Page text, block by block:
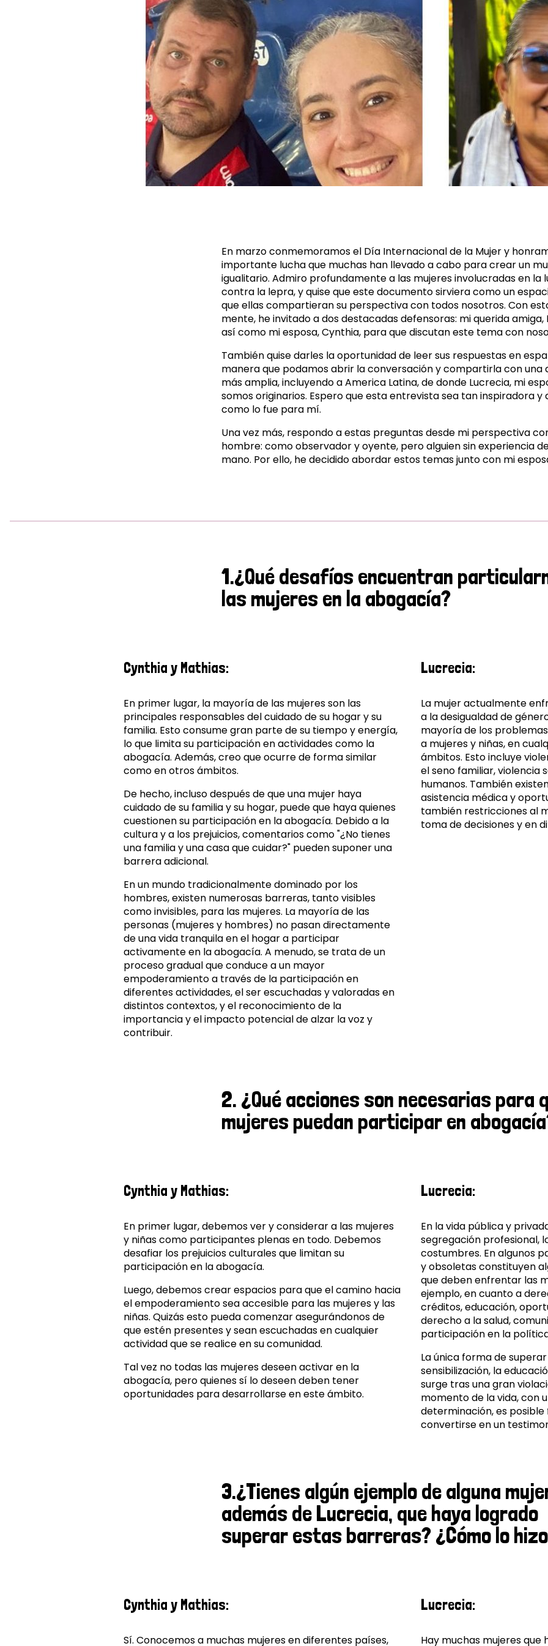
voz
en
la
En marzo conmemoramos el Día Internacional de la Mujer y
importante lucha que muchas han llevado a cabo para crear un
igualitario. Admiro profundamente a las mujeres involucradas en la
contra la lepra, y quise que este documento sirviera como un
que ellas compartieran su perspectiva con todos nosotros. Con
mente, he invitado a dos destacadas defensoras: mi querida amiga,
así como mi esposa, Cynthia, para que discutan este tema con
También quise darles la oportunidad de leer sus respuestas en
manera que podamos abrir la conversación y compartirla con una
más amplia, incluyendo a America Latina, de donde Lucrecia, mi
somos originarios. Espero que esta entrevista sea tan inspiradora y
como lo fue para mí.
Una vez más, respondo a estas preguntas desde mi perspectiva
hombre: como observador y oyente, pero alguien sin experiencia
mano. Por ello, he decidido abordar estos temas junto con mi
1.¿Qué desafíos encuentran
las mujeres en la abogacía?
Cynthia y Mathias:
En primer lugar, la mayoría de las mujeres son las
principales responsables del cuidado de su hogar y su
familia. Esto consume gran parte de su tiempo y energía,
lo que limita su participación en actividades como la
abogacía. Además, creo que ocurre de forma similar
como en otros ámbitos.
De hecho, incluso después de que una mujer haya
cuidado de su familia y su hogar, puede que haya quienes
cuestionen su participación en la abogacía. Debido a la
cultura y a los prejuicios, comentarios como "¿No tienes
una familia y una casa que cuidar?" pueden suponer una
barrera adicional.
En un mundo tradicionalmente dominado por los
hombres, existen numerosas barreras, tanto visibles
como invisibles, para las mujeres. La mayoría de las
personas (mujeres y hombres) no pasan directamente
de una vida tranquila en el hogar a participar
activamente en la abogacía. A menudo, se trata de un
proceso gradual que conduce a un mayor
empoderamiento a través de la participación en
diferentes actividades, el ser escuchadas y valoradas en
distintos contextos, y el reconocimiento de la
importancia y el impacto potencial de alzar la voz y
contribuir.
Lucrecia:
La mujer actualmente
a la desigualdad de
mayoría de los
a mujeres y niñas, en
ámbitos. Esto incluye
el seno familiar, violencia
humanos. También
asistencia médica y
también restricciones al
toma de decisiones y en
2. ¿Qué acciones son necesarias para
mujeres puedan participar en
Cynthia y Mathias:
En primer lugar, debemos ver y considerar a las mujeres
y niñas como participantes plenas en todo. Debemos
desafiar los prejuicios culturales que limitan su
participación en la abogacía.
Luego, debemos crear espacios para que el camino hacia
el empoderamiento sea accesible para las mujeres y las
niñas. Quizás esto pueda comenzar asegurándonos de
que estén presentes y sean escuchadas en cualquier
actividad que se realice en su comunidad.
Tal vez no todas las mujeres deseen activar en la
abogacía, pero quienes sí lo deseen deben tener
oportunidades para desarrollarse en este ámbito.
Lucrecia:
En la vida pública y
segregación profesional,
costumbres. En algunos
y obsoletas constituyen
que deben enfrentar las
ejemplo, en cuanto a
créditos, educación,
derecho a la salud,
participación en la
La única forma de
sensibilización, la
surge tras una gran
momento de la vida, con
determinación, es
convertirse en un
3.¿Tienes algún ejemplo de alguna
además de Lucrecia, que haya logrado
superar estas barreras? ¿Cómo lo
Cynthia y Mathias:
Sí. Conocemos a muchas mujeres en diferentes países,
Lucrecia:
Hay muchas mujeres